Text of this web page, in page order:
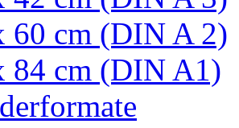
60 cm (DIN A 2)
84 cm (DIN A1)